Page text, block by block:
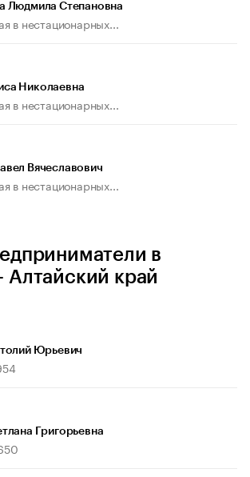
Людмила Степановна
в нестационарных...
Николаевна
в нестационарных...
Вячеславович
в нестационарных...
в
Алтайский край
Юрьевич
Григорьевна